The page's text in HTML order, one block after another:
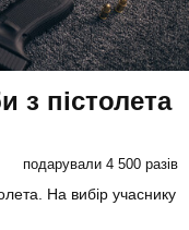
з пістолета
подарували 4 500 разів
На вибір учаснику